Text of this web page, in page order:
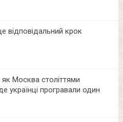
відповідальний крок
Москва століттями
українці програвали один